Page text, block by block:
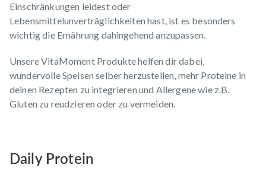
Einschränkungen leidest oder
Lebensmittelunverträglichkeiten hast, ist es besonders
wichtig die Ernährung dahingehend anzupassen.
Unsere VitaMoment Produkte helfen dir dabei,
wundervolle Speisen selber herzustellen, mehr Proteine in
deinen Rezepten zu integrieren und Allergene wie z.B.
Gluten zu reudzieren oder zu vermeiden.
Daily Protein